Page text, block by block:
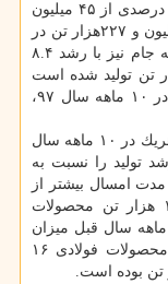
در مدت یاد شده تولید سیمان نیز با رشد ۱۲.۲ درصدی از ۴۵ میلیون
و ۶۶۴ هزار تن در ۱۰ ماهه سال قبل به ۵۱میلیون و ۲۲۷هزار تن در
۱۰ ماهه امسال رسیده است. بعد از آن شیشه جام نیز با رشد ۸.۴
مدت یاد شده سال جاری ۸۸۵ هزار تن تولید شده است
در حالی كه میزان تولید این محصول معدنی در ۱۰ ماهه سال ۹۷،
خام و محصولات فولادی نیز هریك در ۱۰ ماهه سال
بهداشتی ۶ درصد رشد تولید را نسبت به
امسال بیشتر از
۲۰ میلیون تن فولاد خام، ۱۷ میلیون و ۱۸۰ هزار تن محصولات
فولادی و ۸۸ هزار تن تولید شده است. در ۱۰ ماهه سال قبل میزان
تولید فولاد خام ۱۸ میلیون و ۷۳۴ هزار تن، محصولات فولادی ۱۶